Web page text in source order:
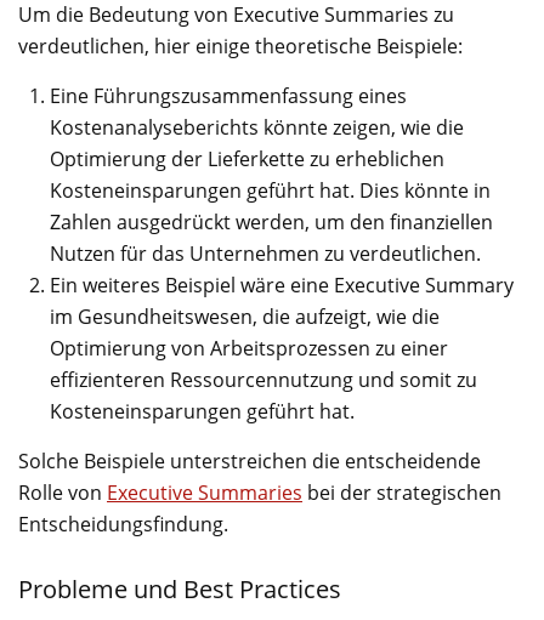
Um die Bedeutung von Executive Summaries zu
verdeutlichen, hier einige theoretische Beispiele:
Eine Führungszusammenfassung eines
Kostenanalyseberichts könnte zeigen, wie die
Optimierung der Lieferkette zu erheblichen
Kosteneinsparungen geführt hat. Dies könnte in
Zahlen ausgedrückt werden, um den finanziellen
Nutzen für das Unternehmen zu verdeutlichen.
Ein weiteres Beispiel wäre eine Executive Summary
im Gesundheitswesen, die aufzeigt, wie die
Optimierung von Arbeitsprozessen zu einer
effizienteren Ressourcennutzung und somit zu
Kosteneinsparungen geführt hat.
Solche Beispiele unterstreichen die entscheidende
Rolle von Executive Summaries bei der strategischen
Entscheidungsfindung.
Probleme und Best Practices